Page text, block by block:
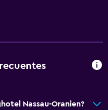
Nassau-Oranien?